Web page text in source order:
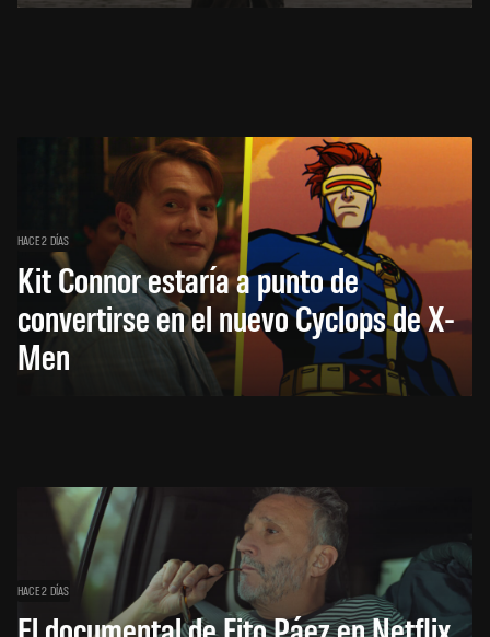
HACE 2 DÍAS
Kit Connor estaría a punto de
convertirse en el nuevo Cyclops de X-
Men
HACE 2 DÍAS